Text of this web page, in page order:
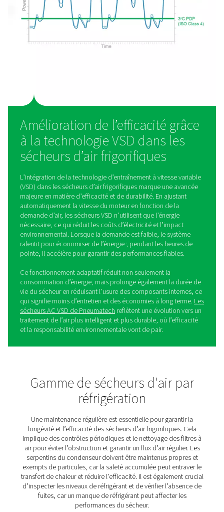
pour fournir une température de refroidissement
stable. Ce mode de fonctionnement continu les rend
et efficaces, en particulier dans les environnements
où la demande d’air comprimé reste relativement
Le principal avantage des sécheurs d’air non
nombreuses applications. Les sécheurs non
particulièrement adaptés aux environnements où la
d’air ne fluctue pas de manière significative,
solution rentable pour les besoins de séchage d’air
sécheurs d’air frigorifiques cycliques
Les sécheurs par réfrigération cycliques, en
conçus pour s’adapter aux différentes demandes
comprimé. Ces sécheurs peuvent moduler leur
refroidissement, en ajustant le fonctionnement du
frigorifique en fonction de la demande d’air réelle.
demande d’air sec est plus faible, le sécheur réduit sa
de refroidissement, ce qui permet d’économiser de
de réduire les coûts d’exploitation.
Cette capacité d’activation et de désactivation en
demande améliore non seulement l’efficacité
contribue également à la longévité des composants
applications où la consommation d’air n’est pas
calendriers de production variables. En alignant
fonctionnement sur la demande d’air réelle, les
cycliques offrent une solution écoénergétique,
l’empreinte environnementale globale du
traitement de l’air.
Les sécheurs d’air frigorifiques non cycliques et
tous deux leurs avantages uniques et sont
fonction des exigences spécifiques de
Comprendre les modèles de demande d’air de
exploitation est essentiel pour choisir le type de
frigorifique le plus adapté, garantissant des